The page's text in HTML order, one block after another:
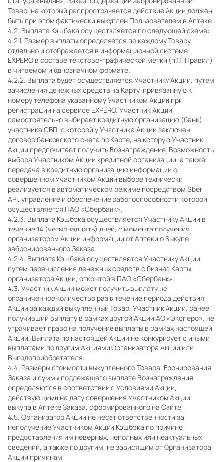
Товар, на который распространяется действие Акции должен
быть при этом фактически выкуплен Пользователем в Аптеке.
4.2. Выплата Кэшбэка осуществляется по следующей схеме:
4.2.1. Размер выплаты определяется по каждому Товару
отдельно и отображается в информационной системе
EXPERO в составе текстово-графической метки (п.1.1. Правил)
в читаемом и однозначном формате.
4.2.2. Выплата будет осуществляется Участнику Акции, путем
зачисления денежных средств на Карту, привязанную к
номеру телефона указанному Участником Акции при
регистрации на сервисе EXPERO. Участник Акции
самостоятельно выбирает кредитную организацию (банк) –
участника СБП, с которой у Участника Акции заключен
договор банковского счета по Карте, на которую Участник
Акции предпочитает получить Вознаграждение. Возможность
выбора Участником Акции кредитной организации, а также
передача в кредитную организацию информации о
совершенном Участником Акции выборе технически
реализуется в автоматическом режиме посредством Sber
API, управление и обеспечение работоспособности которой
осуществляется ПАО «Сбербанк».
4.2.3. Выплата Кэшбэка осуществляется Участнику Акции в
течение 14 (четырнадцать) дней, с момента получения
организатором Акции информации от Аптеки о Выкупе
забронированного Заказа.
4.2.4. Выплата Кэшбэка осуществляется Участнику Акции,
путем перечисления денежных средств с бизнес Карты
организатора Акции, открытой в ПАО «Сбербанк».
4.3. Участник Акции может получить выплату не
ограниченное количество раз в течение периода действия
Акции за каждый выкупленный Товар. Участник Акции, ранее
получивший выплату в рамках другой Акции АО «Эксперо», не
утрачивает право на получение выплаты в рамках настоящей
Акции. Выплата по настоящей Акции не конкурирует с иными
выплатами по другим Акциями Организатора Акции или
Выгодоприобретателя.
4.4. Размеры стоимости выкупленного Товара, Бронирования,
Заказа и суммы подлежащего выплате Вознаграждения
определяются в соответствии с Условиями Акции,
действующими на дату совершения Участником Акции
выкупа в Аптеке Заказа, сформированного на Сайте.
4.5. Организатор Акции не несет ответственности за
неполучение Участником Акции Кэшбэка по причине
предоставления им неверных, неполных или неактуальных
сведений, а также по другим, не зависящим от Организатора
Акции причинам.